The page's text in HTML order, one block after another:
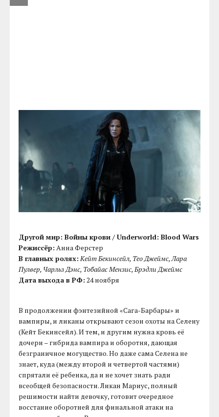
Другой мир: Войны крови / Underworld: Blood Wars
Режиссёр: Анна Ферстер
В главных ролях: Кейт Бекинсейл, Тео Джеймс, Лара
Пулвер, Чарльз Дэнс, Тобайас Мензис, Брэдли Джеймс
Дата выхода в РФ: 24 ноября
В продолжении фэнтезийной «Сага-Барбары» и
вампиры, и ликаны открывают сезон охоты на Селену
(Кейт Бекинсейл). И тем, и другим нужна кровь её
дочери – гибрида вампира и оборотня, дающая
безграничное могущество. Но даже сама Селена не
знает, куда (между второй и четвертой частями)
спрятали её ребенка, да и не хочет знать ради
всеобщей безопасности. Ликан Мариус, полный
решимости найти девочку, готовит очередное
восстание оборотней для финальной атаки на